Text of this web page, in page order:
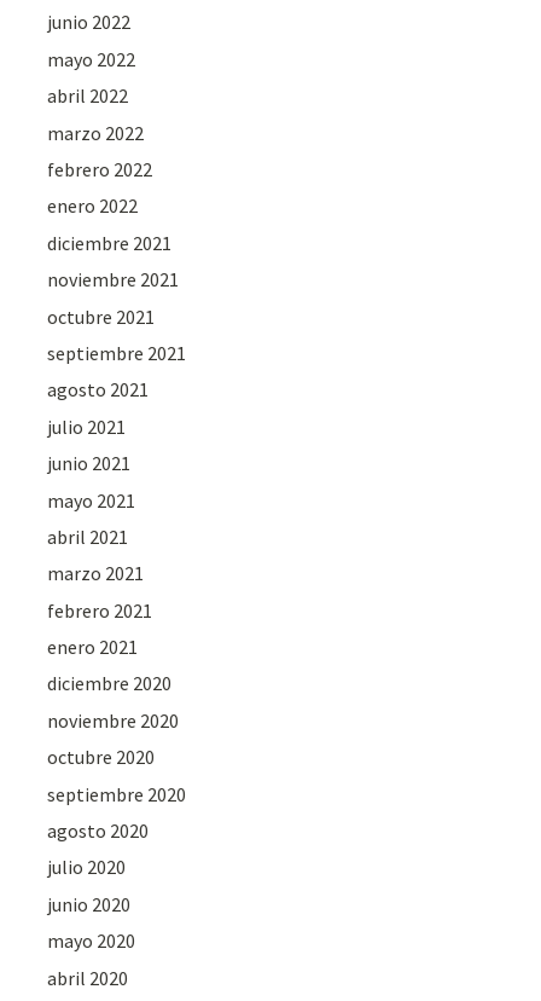
junio 2022
mayo 2022
abril 2022
marzo 2022
febrero 2022
enero 2022
diciembre 2021
noviembre 2021
octubre 2021
septiembre 2021
agosto 2021
julio 2021
junio 2021
mayo 2021
abril 2021
marzo 2021
febrero 2021
enero 2021
diciembre 2020
noviembre 2020
octubre 2020
septiembre 2020
agosto 2020
julio 2020
junio 2020
mayo 2020
abril 2020